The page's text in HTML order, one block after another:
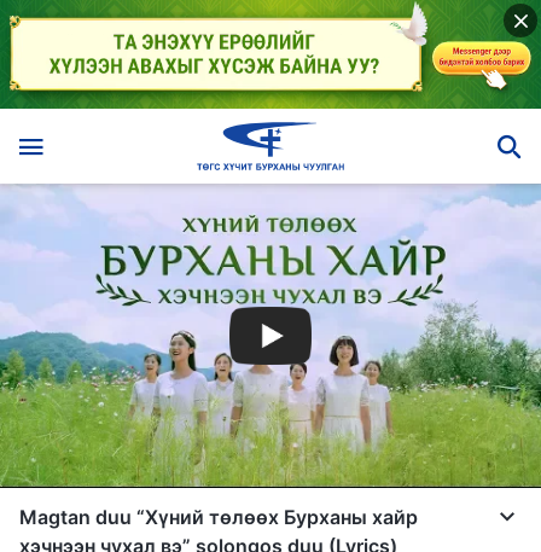
Magtan duu “Хүний төлөөх Бурханы хайр
хэчнээн чухал вэ” solongos duu (Lyrics)